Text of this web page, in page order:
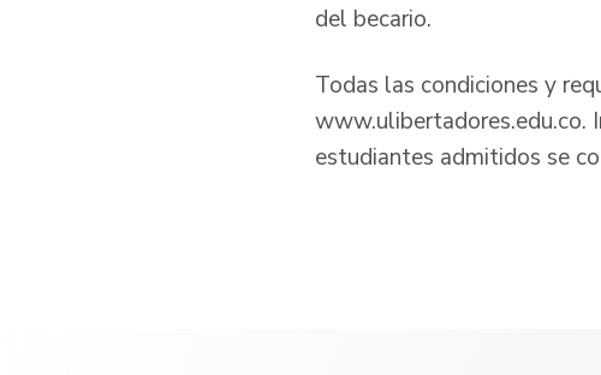
del becario.
Todas las condiciones y
www.ulibertadores.edu.co.
estudiantes admitidos se